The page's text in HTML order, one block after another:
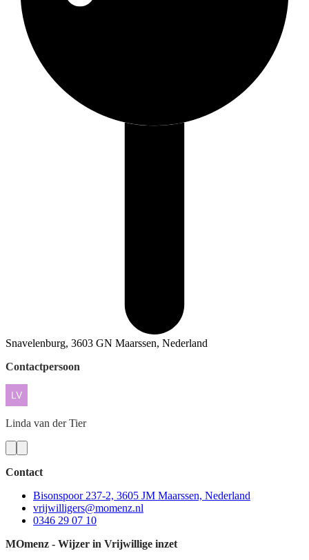
Snavelenburg, 3603 GN Maarssen, Nederland
Contactpersoon
Linda van der Tier
Contact
Bisonspoor 237-2, 3605 JM Maarssen, Nederland
vrijwilligers@momenz.nl
0346 29 07 10
MOmenz - Wijzer in Vrijwillige inzet